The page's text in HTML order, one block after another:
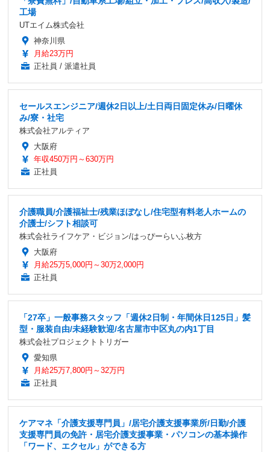
工場
UTエイム株式会社
神奈川県
月給23万円
正社員 / 派遣社員
セールスエンジニア/週休2日以上/土日両日固定休み/日曜休
み/寮・社宅
株式会社アルティア
大阪府
年収450万円～630万円
正社員
介護職員/介護福祉士/残業ほぼなし/住宅型有料老人ホームの
介護士/シフト相談可
株式会社ライフケア・ビジョン/はっぴーらいふ枚方
大阪府
月給25万5,000円～30万2,000円
正社員
「27卒」一般事務スタッフ「週休2日制・年間休日125日」髪
型・服装自由/未経験歓迎/名古屋市中区丸の内1丁目
株式会社プロジェクトトリガー
愛知県
月給25万7,800円～32万円
正社員
ケアマネ「介護支援専門員」/居宅介護支援事業所/日勤/介護
支援専門員の免許・居宅介護支援事業・パソコンの基本操作
「ワード、エクセル」ができる方